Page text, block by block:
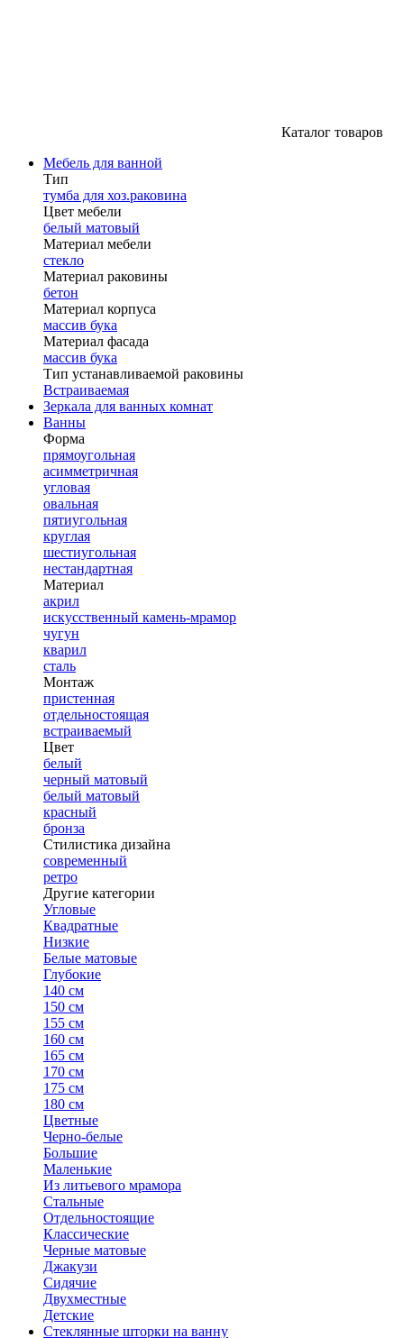
Каталог товаров
Мебель для ванной
Тип
тумба для хоз.раковина
Цвет мебели
белый матовый
Материал мебели
стекло
Материал раковины
бетон
Материал корпуса
массив бука
Материал фасада
массив бука
Тип устанавливаемой раковины
Встраиваемая
Зеркала для ванных комнат
Ванны
Форма
прямоугольная
асимметричная
угловая
овальная
пятиугольная
круглая
шестиугольная
нестандартная
Материал
акрил
искусственный камень-мрамор
чугун
кварил
сталь
Монтаж
пристенная
отдельностоящая
встраиваемый
Цвет
белый
черный матовый
белый матовый
красный
бронза
Стилистика дизайна
современный
ретро
Другие категории
Угловые
Квадратные
Низкие
Белые матовые
Глубокие
140 см
150 см
155 см
160 см
165 см
170 см
175 см
180 см
Цветные
Черно-белые
Большие
Маленькие
Из литьевого мрамора
Стальные
Отдельностоящие
Классические
Черные матовые
Джакузи
Сидячие
Двухместные
Детские
Стеклянные шторки на ванну